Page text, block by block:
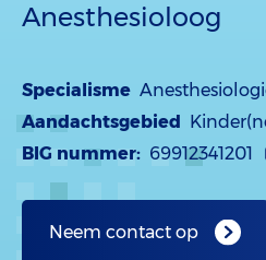
Anesthesioloog
Specialisme
Aandachtsgebied
BIG nummer: 69912341201
Neem contact op